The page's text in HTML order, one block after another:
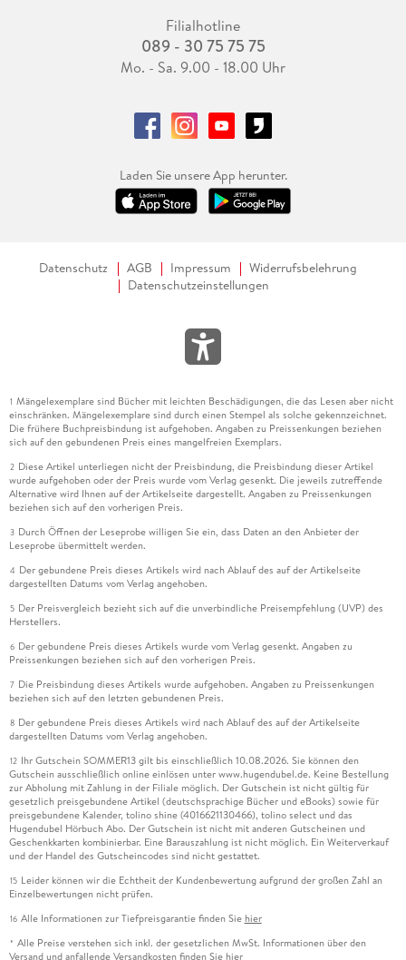
Filialhotline
089 - 30 75 75 75
Mo. - Sa. 9.00 - 18.00 Uhr
Laden Sie unsere App herunter.
Datenschutz AGB Impressum
Widerrufsbelehrung
Datenschutzeinstellungen
1 Mängelexemplare sind Bücher mit leichten Beschädigungen, die das Lesen aber nicht
einschränken. Mängelexemplare sind durch einen Stempel als solche gekennzeichnet.
Die frühere Buchpreisbindung ist aufgehoben. Angaben zu Preissenkungen beziehen
sich auf den gebundenen Preis eines mangelfreien Exemplars.
2 Diese Artikel unterliegen nicht der Preisbindung, die Preisbindung dieser Artikel
wurde aufgehoben oder der Preis wurde vom Verlag gesenkt. Die jeweils zutreffende
Alternative wird Ihnen auf der Artikelseite dargestellt. Angaben zu Preissenkungen
beziehen sich auf den vorherigen Preis.
3 Durch Öffnen der Leseprobe willigen Sie ein, dass Daten an den Anbieter der
Leseprobe übermittelt werden.
4 Der gebundene Preis dieses Artikels wird nach Ablauf des auf der Artikelseite
dargestellten Datums vom Verlag angehoben.
5 Der Preisvergleich bezieht sich auf die unverbindliche Preisempfehlung (UVP) des
Herstellers.
6 Der gebundene Preis dieses Artikels wurde vom Verlag gesenkt. Angaben zu
Preissenkungen beziehen sich auf den vorherigen Preis.
7 Die Preisbindung dieses Artikels wurde aufgehoben. Angaben zu Preissenkungen
beziehen sich auf den letzten gebundenen Preis.
8 Der gebundene Preis dieses Artikels wird nach Ablauf des auf der Artikelseite
dargestellten Datums vom Verlag angehoben.
12 Ihr Gutschein SOMMER13 gilt bis einschließlich 10.08.2026. Sie können den
Gutschein ausschließlich online einlösen unter www.hugendubel.de. Keine Bestellung
zur Abholung mit Zahlung in der Filiale möglich. Der Gutschein ist nicht gültig für
gesetzlich preisgebundene Artikel (deutschsprachige Bücher und eBooks) sowie für
preisgebundene Kalender, tolino shine (4016621130466), tolino select und das
Hugendubel Hörbuch Abo. Der Gutschein ist nicht mit anderen Gutscheinen und
Geschenkkarten kombinierbar. Eine Barauszahlung ist nicht möglich. Ein Weiterverkauf
und der Handel des Gutscheincodes sind nicht gestattet.
15 Leider können wir die Echtheit der Kundenbewertung aufgrund der großen Zahl an
Einzelbewertungen nicht prüfen.
16 Alle Informationen zur Tiefpreisgarantie finden Sie hier
* Alle Preise verstehen sich inkl. der gesetzlichen MwSt. Informationen über den
Versand und anfallende Versandkosten finden Sie hier